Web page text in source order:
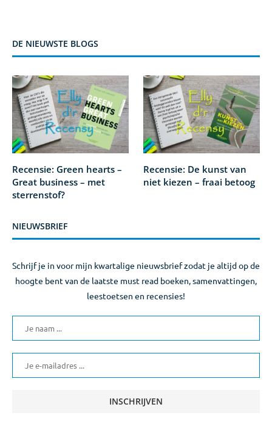
DE NIEUWSTE BLOGS
Recensie: Green hearts –
Great business – met
sterrenstof?
Recensie: De kunst van
niet kiezen – fraai betoog
NIEUWSBRIEF
Schrijf je in voor mijn kwartalige nieuwsbrief zodat je altijd op de
hoogte bent van de laatste must read boeken, samenvattingen,
leestoetsen en recensies!